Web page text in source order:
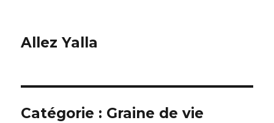
Allez Yalla
Catégorie : Graine de vie